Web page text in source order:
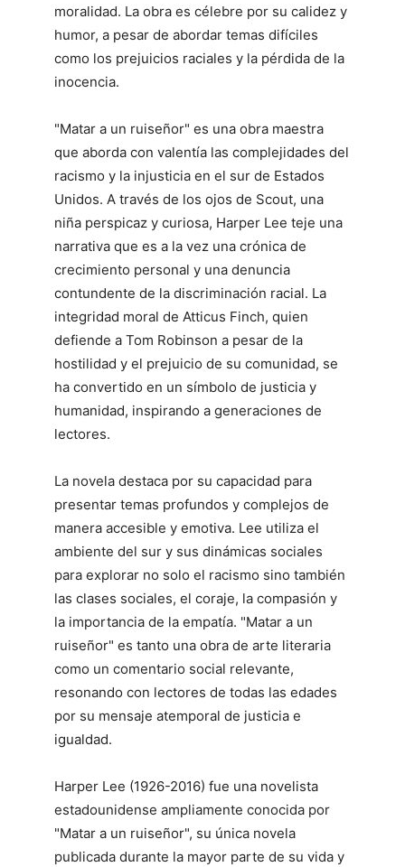
moralidad. La obra es célebre por su calidez y
humor, a pesar de abordar temas difíciles
como los prejuicios raciales y la pérdida de la
inocencia.
"Matar a un ruiseñor" es una obra maestra
que aborda con valentía las complejidades del
racismo y la injusticia en el sur de Estados
Unidos. A través de los ojos de Scout, una
niña perspicaz y curiosa, Harper Lee teje una
narrativa que es a la vez una crónica de
crecimiento personal y una denuncia
contundente de la discriminación racial. La
integridad moral de Atticus Finch, quien
defiende a Tom Robinson a pesar de la
hostilidad y el prejuicio de su comunidad, se
ha convertido en un símbolo de justicia y
humanidad, inspirando a generaciones de
lectores.
La novela destaca por su capacidad para
presentar temas profundos y complejos de
manera accesible y emotiva. Lee utiliza el
ambiente del sur y sus dinámicas sociales
para explorar no solo el racismo sino también
las clases sociales, el coraje, la compasión y
la importancia de la empatía. "Matar a un
ruiseñor" es tanto una obra de arte literaria
como un comentario social relevante,
resonando con lectores de todas las edades
por su mensaje atemporal de justicia e
igualdad.
Harper Lee (1926-2016) fue una novelista
estadounidense ampliamente conocida por
"Matar a un ruiseñor", su única novela
publicada durante la mayor parte de su vida y